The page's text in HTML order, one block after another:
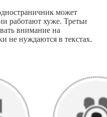
может
работают хуже. Третьи
внимание на
не нуждаются в текстах.